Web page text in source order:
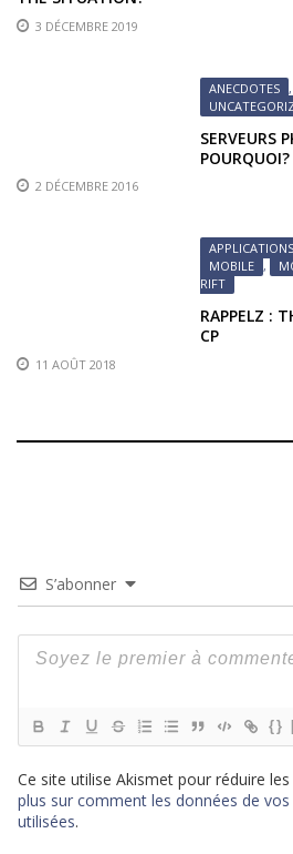
3 DÉCEMBRE 2019
ANECDOTES ,
SERVEURS
POURQUOI?
2 DÉCEMBRE 2016
APPLICATIONS
MOBILE ,
RIFT
RAPPELZ :
CP
11 AOÛT 2018
S’abonner
{}
Ce site utilise Akismet pour réduire les
plus sur comment les données de
utilisées.